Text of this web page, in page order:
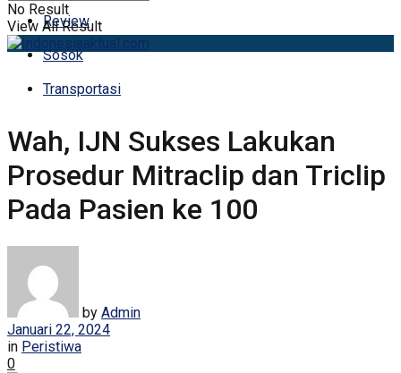
Review
Sosok
Transportasi
No Result
View All Result
Wah, IJN Sukses Lakukan
Prosedur Mitraclip dan Triclip
Pada Pasien ke 100
by Admin
Januari 22, 2024
in Peristiwa
0